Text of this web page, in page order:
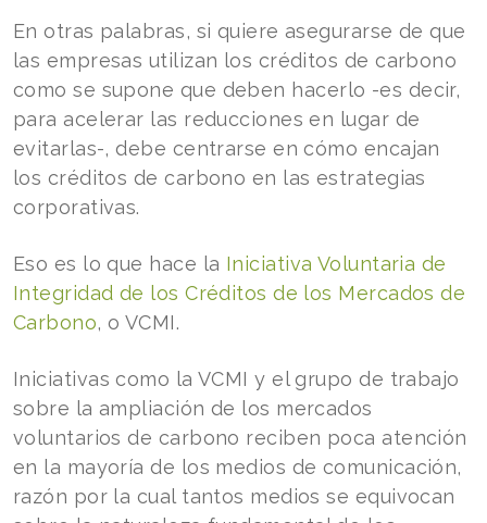
En otras palabras, si quiere asegurarse de que
las empresas utilizan los créditos de carbono
como se supone que deben hacerlo -es decir,
para acelerar las reducciones en lugar de
evitarlas-, debe centrarse en cómo encajan
los créditos de carbono en las estrategias
corporativas.
Eso es lo que hace la Iniciativa Voluntaria de
Integridad de los Créditos de los Mercados de
Carbono, o VCMI.
Iniciativas como la VCMI y el grupo de trabajo
sobre la ampliación de los mercados
voluntarios de carbono reciben poca atención
en la mayoría de los medios de comunicación,
razón por la cual tantos medios se equivocan